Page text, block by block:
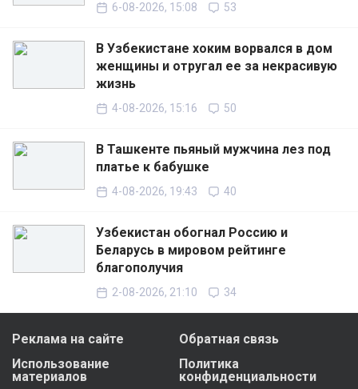
6-08-2026, 15:08 53
В Узбекистане хоким ворвался в дом
женщины и отругал ее за некрасивую
жизнь
4-08-2026, 15:16 50
В Ташкенте пьяный мужчина лез под
платье к бабушке
4-08-2026, 19:43 40
Узбекистан обогнал Россию и
Беларусь в мировом рейтинге
благополучия
2-08-2026, 21:10 34
Реклама на сайте
Обратная связь
Использование
материалов
Политика
конфиденциальности